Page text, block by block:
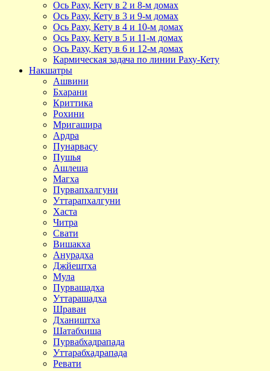
Ось Раху, Кету в 2 и 8-м домах
Ось Раху, Кету в 3 и 9-м домах
Ось Раху, Кету в 4 и 10-м домах
Ось Раху, Кету в 5 и 11-м домах
Ось Раху, Кету в 6 и 12-м домах
Кармическая задача по линии Раху-Кету
Накшатры
Ашвини
Бхарани
Криттика
Рохини
Мригашира
Ардра
Пунарвасу
Пушья
Ашлеша
Магха
Пурвапхалгуни
Уттарапхалгуни
Хаста
Читра
Свати
Вишакха
Анурадха
Джйештха
Мула
Пурвашадха
Уттарашадха
Шраван
Дхаништха
Шатабхиша
Пурвабхадрапада
Уттарабхадрапада
Ревати